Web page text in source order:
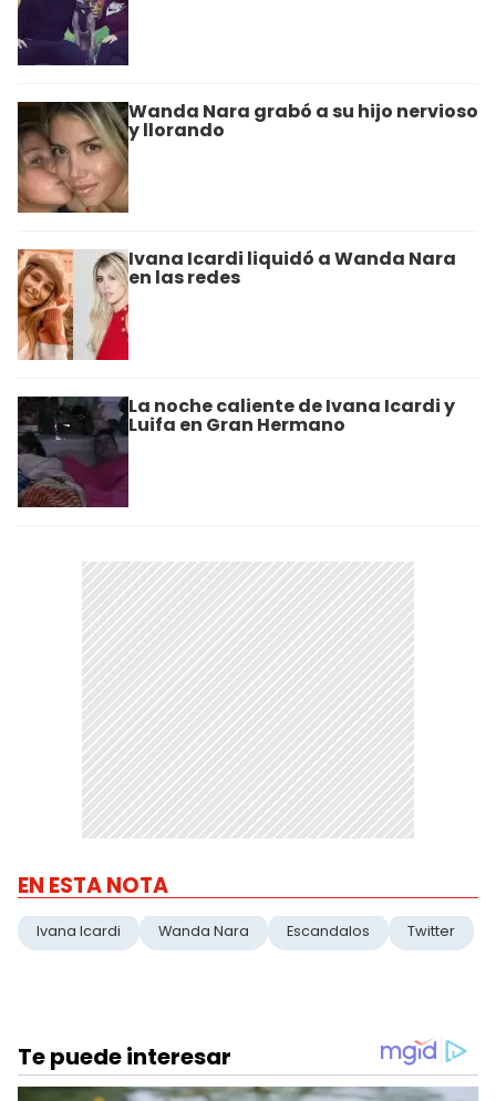
Wanda Nara grabó a su hijo nervioso
y llorando
Ivana Icardi liquidó a Wanda Nara
en las redes
La noche caliente de Ivana Icardi y
Luifa en Gran Hermano
EN ESTA NOTA
Ivana Icardi Wanda Nara Escandalos Twitter